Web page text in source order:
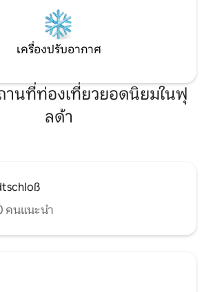
เครื่องปรับอากาศ
านที่ท่องเที่ยวยอดนิยมในฟุ
ลด้า
คนแนะนำ